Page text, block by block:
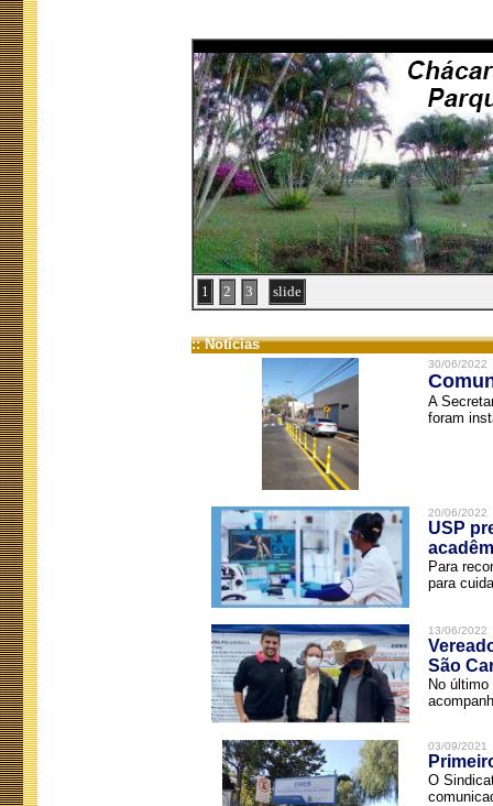
1 2 3 slide
:: Notícias
30/06/2022
A
foram
20/06/2022
USP
Para
para
13/06/2022
São
No
03/09/2021
O